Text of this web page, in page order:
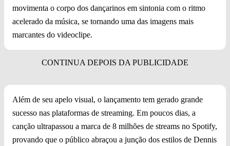
movimenta o corpo dos dançarinos em sintonia com o ritmo
acelerado da música, se tornando uma das imagens mais
marcantes do videoclipe.
Além de seu apelo visual, o lançamento tem gerado grande
sucesso nas plataformas de streaming. Em poucos dias, a
canção ultrapassou a marca de 8 milhões de streams no Spotify,
provando que o público abraçou a junção dos estilos de Dennis